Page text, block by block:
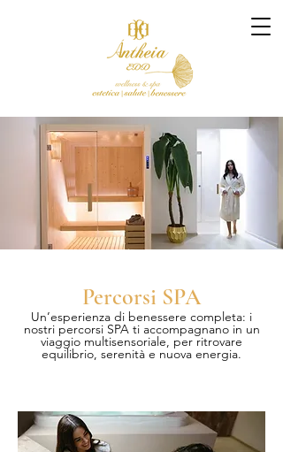
Percorsi SPA
Un’esperienza di benessere completa: i
nostri percorsi SPA ti accompagnano in un
viaggio multisensoriale, per ritrovare
equilibrio, serenità e nuova energia.